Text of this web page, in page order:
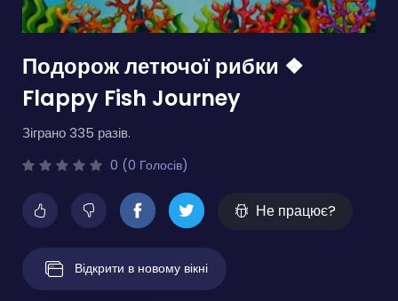
Подорож летючої рибки ❖
Flappy Fish Journey
Зіграно 335 разів.
0 (0 Голосів)
Не працює?
Відкрити в новому вікні